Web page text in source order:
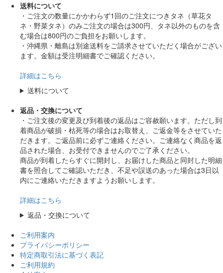
送料について
・ご注文の数量にかかわらず1回のご注文につきタネ（草花タ
ネ・野菜タネ）のみご注文の場合は300円、タネ以外のものを含
む場合は800円のご負担をお願いします。
・沖縄県・離島は別途送料をご請求させていただく場合がござい
ます。金額は受注明細書でご確認ください。
詳細はこちら
送料について
返品・交換について
・ご注文後の変更及び到着後の返品はご容赦願います。ただし到
着商品が破損・枯死等の場合はお取替え、ご返金等をさせていた
だきます。ご返品前に必ずご連絡ください。ご連絡なく商品を返
品された場合、お受付できませんのでご了承ください。
商品が到着したらすぐに開封し、お届けした商品と同封した明細
書を照合してご確認いただき、不足や誤送のあった場合は3日以
内にご連絡いただきますようお願いします。
詳細はこちら
返品・交換について
ご利用案内
プライバシーポリシー
特定商取引法に基づく表記
ご利用規約